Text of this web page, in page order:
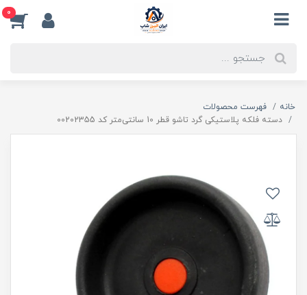
0
خانه
فهرست محصولات
دسته فلکه پلاستیکی گرد تاشو قطر 10 سانتی‌متر کد 00202355